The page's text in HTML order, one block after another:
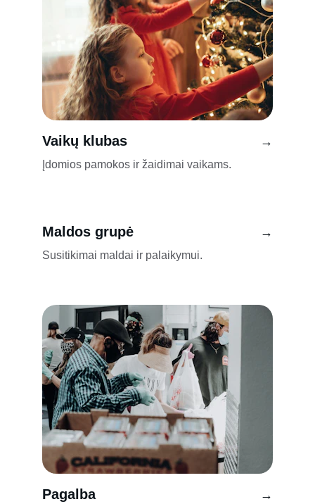
Vaikų klubas
Įdomios pamokos ir žaidimai vaikams.
Maldos grupė
Susitikimai maldai ir palaikymui.
Pagalba
→
→
→